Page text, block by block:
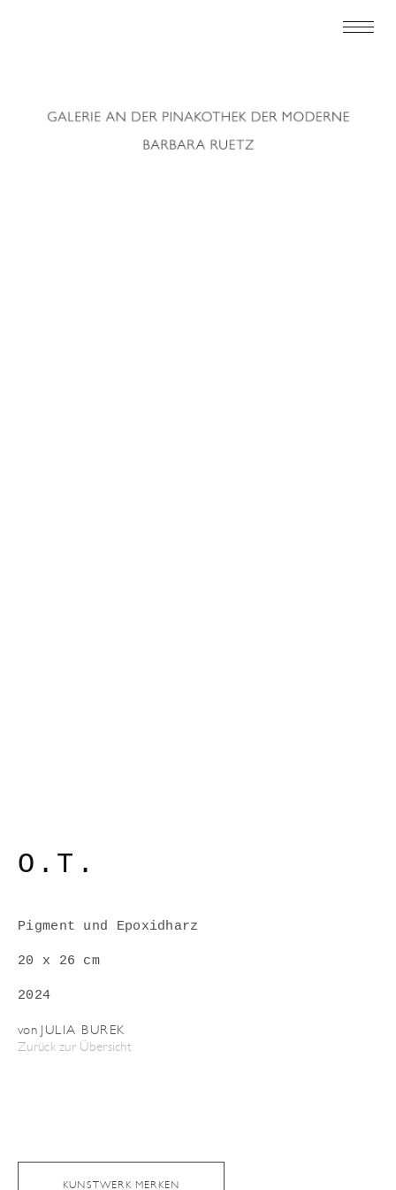
O.T.
Pigment und Epoxidharz
20 x 26 cm
2024
von JULIA BUREK
Zurück zur Übersicht
KUNSTWERK MERKEN